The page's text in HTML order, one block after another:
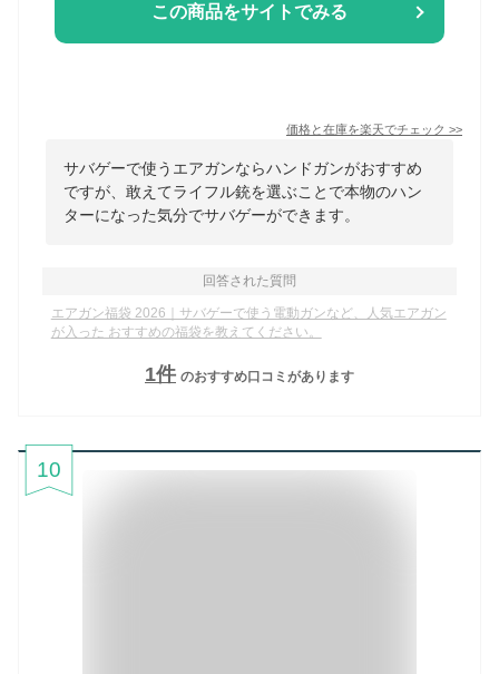
この商品をサイトでみる
価格と在庫を楽天でチェック >>
サバゲーで使うエアガンならハンドガンがおすすめ
ですが、敢えてライフル銃を選ぶことで本物のハン
ターになった気分でサバゲーができます。
回答された質問
エアガン福袋 2026｜サバゲーで使う電動ガンなど、人気エアガン
が入った おすすめの福袋を教えてください。
1件 のおすすめ口コミがあります
10